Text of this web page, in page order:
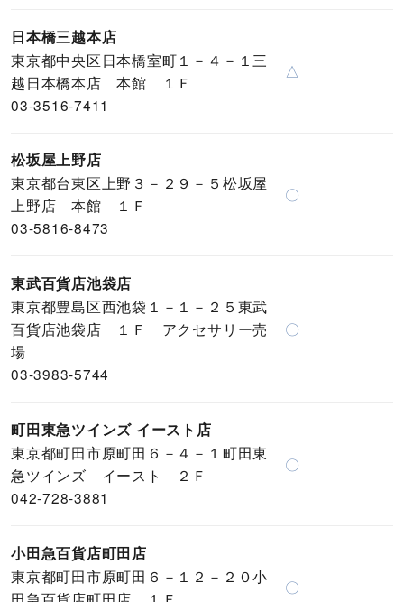
日本橋三越本店
東京都中央区日本橋室町１－４－１三
越日本橋本店 本館 １Ｆ
03-3516-7411
△
松坂屋上野店
東京都台東区上野３－２９－５松坂屋
上野店 本館 １Ｆ
03-5816-8473
〇
東武百貨店池袋店
東京都豊島区西池袋１－１－２５東武
百貨店池袋店 １Ｆ アクセサリー売
場
03-3983-5744
〇
町田東急ツインズ イースト店
東京都町田市原町田６－４－１町田東
急ツインズ イースト ２Ｆ
042-728-3881
〇
小田急百貨店町田店
東京都町田市原町田６－１２－２０小
〇